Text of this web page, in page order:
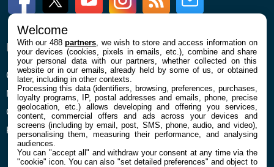
ENTREPRISE
Qui sommes nous
Mentions légales et CGU
Confidentialité et Cookies
Préférences cookies
À PROPOS
La rédaction
Contact
Welcome
With our 488partners , we wish to store and access information on
your devices (cookies, pixels in emails, etc.), combine and share
your personal data with our partners, whether collected on this
website or in our emails, already held by some of us, or obtained
later, including in other contexts.
Processing this data (identifiers, browsing, preferences, purchases,
loyalty programs, IP, postal addresses and emails, phone, precise
geolocation, etc.) allows developing and offering you services,
content, commercial offers and ads across your devices and
screens (including by email, post, SMS, phone, audio, and video),
personalising them, measuring their performance, and analysing
audiences.
You can "accept all" and withdraw your consent at any time via the
"cookie" icon. You can also "set detailed preferences" and object to